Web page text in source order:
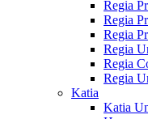
Regia
Regia
Regia
Regia
Regia
Regia
Katia
Katia